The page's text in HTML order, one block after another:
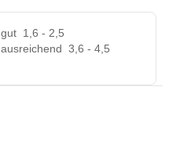
gut 1,6 - 2,5
ausreichend 3,6 - 4,5